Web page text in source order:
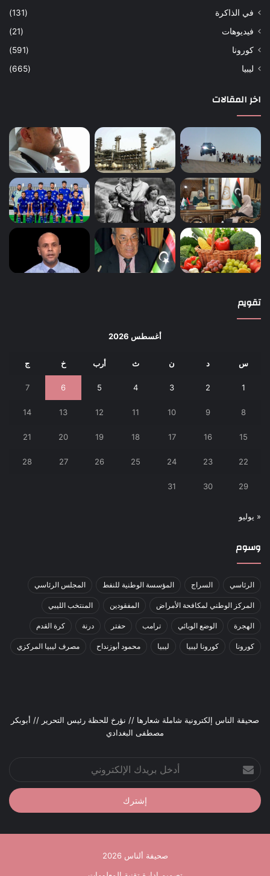
في الذاكرة
(131)
فيديوهات
(21)
كورونا
(591)
ليبيا
(665)
اخر المقالات
تقويم
أغسطس 2026
س د ن ث أرب خ ج
1
2
3
4
5
6
7
8
9
10
11
12
13
14
15
16
17
18
19
20
21
22
23
24
25
26
27
28
29
30
31
« يوليو
وسوم
الرئاسي السراج المؤسسة الوطنية للنفط المجلس الرئاسي
المركز الوطني لمكافحة الأمراض المفقودين المنتخب الليبي
الهجرة الوضع الوبائي ترامب حفتر درنة كرة القدم
كورونا كورونا ليبيا ليبيا محمود أبوزنداح مصرف ليبيا المركزي
صحيقة الناس إلكترونية شاملة شعارها // نؤرخ للحظة رئيس التحرير // أبوبكر
مصطفى البغدادي
أدخل
بريدك
الإلكتروني
صحيفة ألناس 2026